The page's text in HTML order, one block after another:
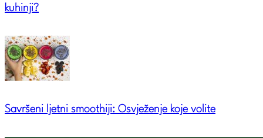
kuhinji?
Savršeni ljetni smoothiji: Osvježenje koje volite